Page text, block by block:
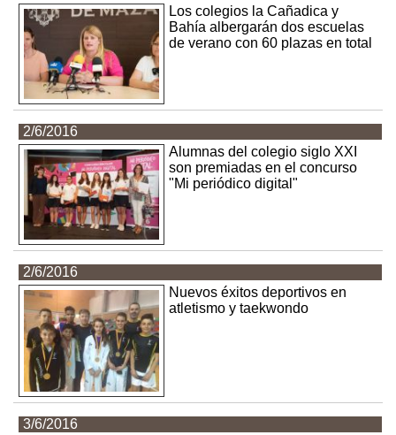
Los colegios la Cañadica y
Bahía albergarán dos escuelas
de verano con 60 plazas en total
2/6/2016
Alumnas del colegio siglo XXI
son premiadas en el concurso
"Mi periódico digital"
2/6/2016
Nuevos éxitos deportivos en
atletismo y taekwondo
3/6/2016